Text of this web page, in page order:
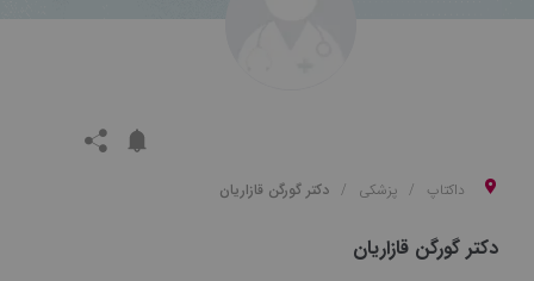
داکتاپ پزشکی دکتر گورگن قازاریان
دکتر گورگن قازاریان